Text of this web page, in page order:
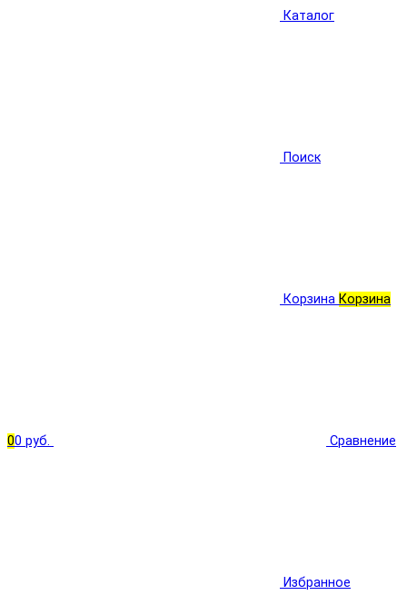
Каталог
Поиск
Корзина Корзина
00 руб. Сравнение
Избранное